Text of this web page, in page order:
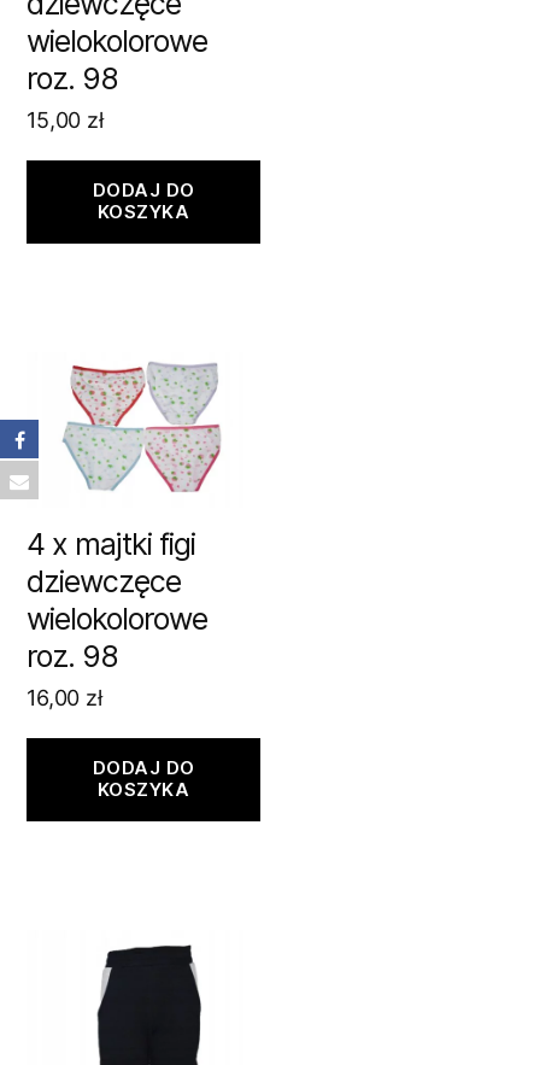
wielokolorowe
roz. 98
15,00 zł
DODAJ DO
KOSZYKA
4 x majtki figi
dziewczęce
wielokolorowe
roz. 98
16,00 zł
DODAJ DO
KOSZYKA